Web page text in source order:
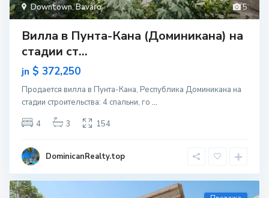
5
Downtown,Bavaro
Вилла в Пунта-Кана (Доминикана) на
стадии ст...
jn $ 372,250
Продается вилла в Пунта-Кана, Республика Доминикана на
стадии строительcтва: 4 спальни, го ...
4
3 154
DominicanRealty.top